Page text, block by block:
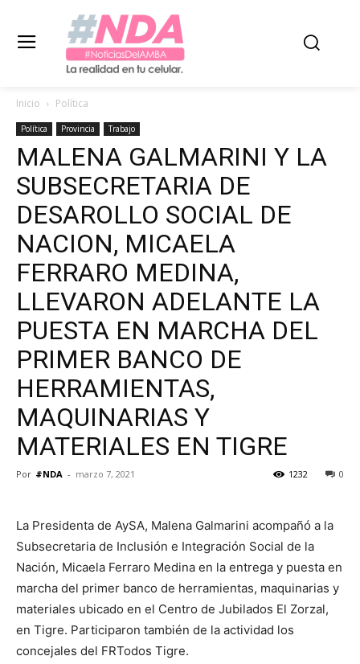
Inicio Política
Política Provincia Trabajo
MALENA GALMARINI Y LA
SUBSECRETARIA DE
DESAROLLO SOCIAL DE
NACION, MICAELA
FERRARO MEDINA,
LLEVARON ADELANTE LA
PUESTA EN MARCHA DEL
PRIMER BANCO DE
HERRAMIENTAS,
MAQUINARIAS Y
MATERIALES EN TIGRE
Por #NDA - marzo 7, 2021 0
1232
La Presidenta de AySA, Malena Galmarini acompañó a la
Subsecretaria de Inclusión e Integración Social de la
Nación, Micaela Ferraro Medina en la entrega y puesta en
marcha del primer banco de herramientas, maquinarias y
materiales ubicado en el Centro de Jubilados El Zorzal,
en Tigre. Participaron también de la actividad los
concejales del FRTodos Tigre.